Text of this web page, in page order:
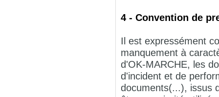
4 - Convention de
Il est expressément
manquement à
d'OK-MARCHE, les
d'incident et de
documents(...), issus